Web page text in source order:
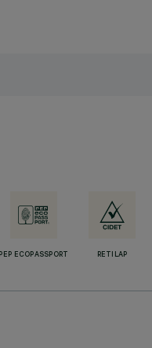
PEP ECOPASSPORT RETILAP